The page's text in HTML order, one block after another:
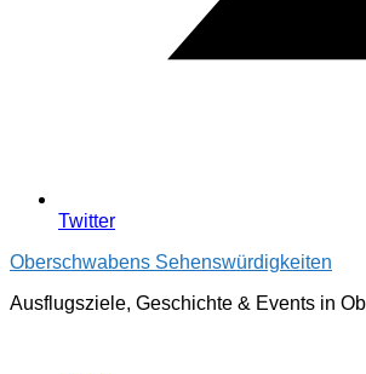
Twitter
Oberschwabens Sehenswürdigkeiten
Ausflugsziele, Geschichte & Events in